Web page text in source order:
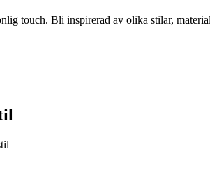
touch. Bli inspirerad av olika stilar,